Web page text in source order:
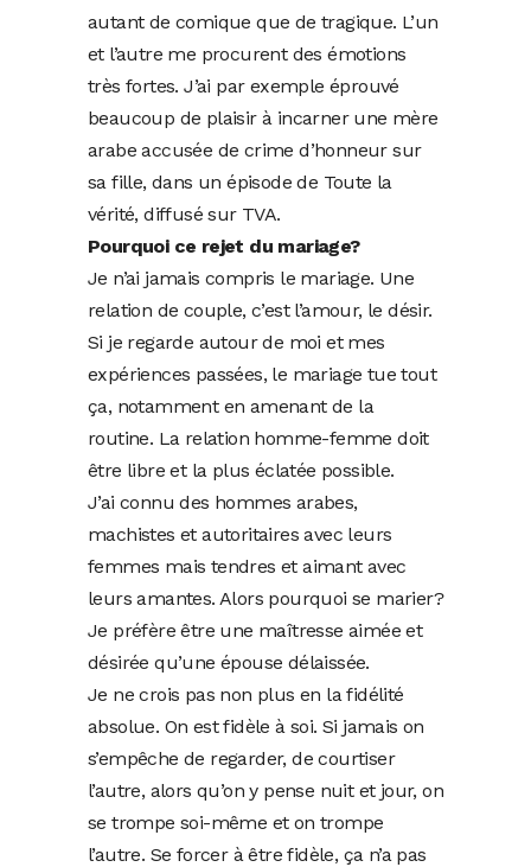
autant de comique que de tragique. L’un
et l’autre me procurent des émotions
très fortes. J’ai par exemple éprouvé
beaucoup de plaisir à incarner une mère
arabe accusée de crime d’honneur sur
sa fille, dans un épisode de Toute la
vérité, diffusé sur TVA.
Pourquoi ce rejet du mariage?
Je n’ai jamais compris le mariage. Une
relation de couple, c’est l’amour, le désir.
Si je regarde autour de moi et mes
expériences passées, le mariage tue tout
ça, notamment en amenant de la
routine. La relation homme-femme doit
être libre et la plus éclatée possible.
J’ai connu des hommes arabes,
machistes et autoritaires avec leurs
femmes mais tendres et aimant avec
leurs amantes. Alors pourquoi se marier?
Je préfère être une maîtresse aimée et
désirée qu’une épouse délaissée.
Je ne crois pas non plus en la fidélité
absolue. On est fidèle à soi. Si jamais on
s’empêche de regarder, de courtiser
l’autre, alors qu’on y pense nuit et jour, on
se trompe soi-même et on trompe
l’autre. Se forcer à être fidèle, ça n’a pas